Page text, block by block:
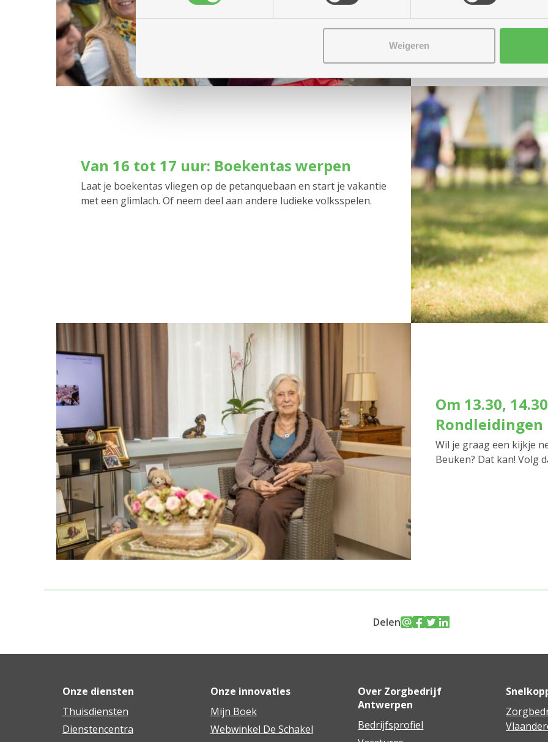
Weigeren
Van 14 tot 17 uur:
Desselvoor
Van 16 tot 17 uur: Boekentas werpen
Laat je boekentas vliegen op de petanquebaan en start je vakantie
met een glimlach. Of neem deel aan andere ludieke volksspelen.
Om 13.30,
Rondleidingen
Wil je graag een kijkje
Beuken? Dat kan! Volg
Delen
Onze diensten
Thuisdiensten
Dienstencentra
Onze innovaties
Mijn Boek
Webwinkel De Schakel
Over Zorgbedrijf
Antwerpen
Bedrijfsprofiel